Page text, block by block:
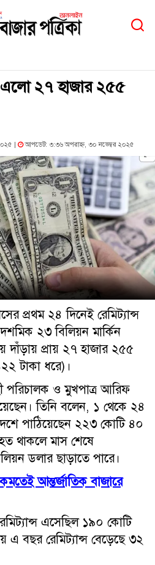
এলো ২৭ হাজার ২৫৫
| আপডেট: ৩:৩৬ অপরাহ্ন, ৩০ নভেম্বর ২০২৫
প্রথম ২৪ দিনেই রেমিট্যান্স
২৩ বিলিয়ন মার্কিন
দাঁড়ায় প্রায় ২৭ হাজার ২৫৫
টাকা ধরে)।
পরিচালক ও মুখপাত্র আরিফ
তিনি বলেন, ১ থেকে ২৪
দেশে পাঠিয়েছেন ২২৩ কোটি ৪০
থাকলে মাস শেষে
ডলার ছাড়াতে পারে।
আন্তর্জাতিক বাজারে
এসেছিল ১৯০ কোটি
বছর রেমিট্যান্স বেড়েছে ৩২